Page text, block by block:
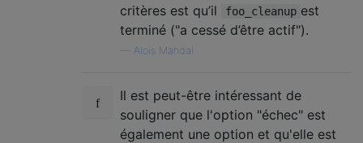
critères est qu’il
foo_cleanup est
terminé ("a cessé d’être actif").
Alois Mahdal
Il est peut-être intéressant de
souligner que l'option "échec" est
également une option et qu'elle est